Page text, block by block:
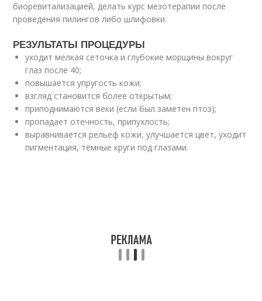
биоревитализацией, делать курс мезотерапии после
проведения пилингов либо шлифовки.
РЕЗУЛЬТАТЫ ПРОЦЕДУРЫ
уходит мелкая сеточка и глубокие морщины вокруг
глаз после 40;
повышается упругость кожи;
взгляд становится более открытым;
приподнимаются веки (если был заметен птоз);
пропадает отечность, припухлость;
выравнивается рельеф кожи, улучшается цвет, уходит
пигментация, тёмные круги под глазами.